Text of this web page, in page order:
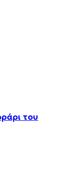
του